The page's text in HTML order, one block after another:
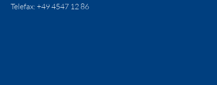
Telefax: +49 4547 12 86